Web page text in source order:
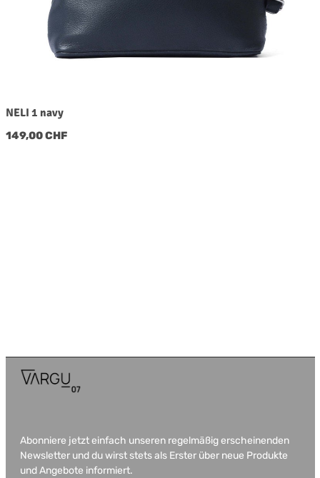
NELI 1 navy
Regulärer Preis:
149,00 CHF
Abonniere jetzt einfach unseren regelmäßig erscheinenden
Newsletter und du wirst stets als Erster über neue Produkte
und Angebote informiert.